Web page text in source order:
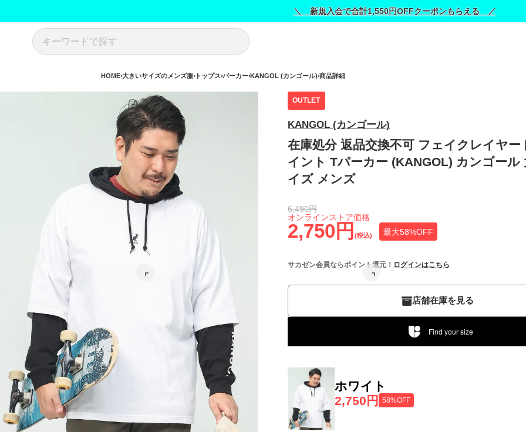
＼ 新規入会で合計1,550円OFFクーポンもらえる ／
HOME 大きいサイズのメンズ服 トップス パーカー KANGOL (カンゴール) 商品詳細
OUTLET
KANGOL (カンゴール)
在庫処分 返品交換不可 フェイクレイヤー
イント Tパーカー (KANGOL) カンゴール
イズ メンズ
2,750円 (税込) 最大58%OFF
オンラインストア価格
6,490円
サカゼン会員ならポイント還元！ ログインはこちら
店舗在庫を見る
Find your size
ホワイト
2,750円
58%OFF